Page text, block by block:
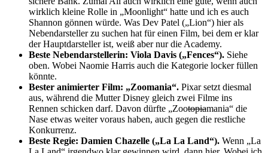
wirklich kleine Rolle in „Moonlight“ hatte und ich es auch
Shannon gönnen würde. Was Dev Patel („Lion“) hier als
Nebendarsteller zu suchen hat für einen Film, bei dem er klar
der Hauptdarsteller ist, weiß aber nur die Academy.
Beste Nebendarstellerin: Viola Davis („Fences“). Siehe
oben. Wobei Naomie Harris auch die Kategorie locker füllen
könnte.
Bester animierter Film: „Zoomania“. Pixar setzt diesmal
aus, während die Mutter Disney gleich zwei Filme ins
Rennen schicken darf. Davon dürfte „Zootopiamania“ die
Nase etwas weiter voraus haben, auch gegen die restliche
Konkurrenz.
Beste Regie: Damien Chazelle („La La Land“). Wenn „La